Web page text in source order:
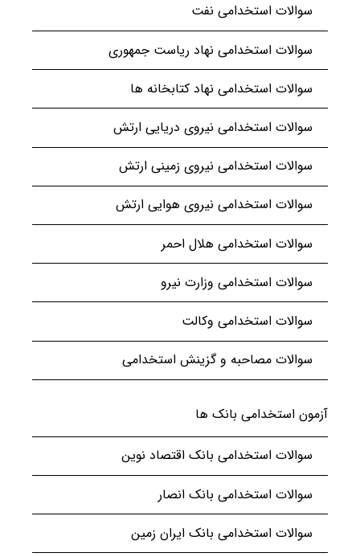
سوالات استخدامی نفت
سوالات استخدامی نهاد ریاست جمهوری
سوالات استخدامی نهاد کتابخانه ها
سوالات استخدامی نیروی دریایی ارتش
سوالات استخدامی نیروی زمینی ارتش
سوالات استخدامی نیروی هوایی ارتش
سوالات استخدامی هلال احمر
سوالات استخدامی وزارت نیرو
سوالات استخدامی وکالت
سوالات مصاحبه و گزینش استخدامی
آزمون استخدامی بانک ها
سوالات استخدامی بانک اقتصاد نوین
سوالات استخدامی بانک انصار
سوالات استخدامی بانک ایران زمین